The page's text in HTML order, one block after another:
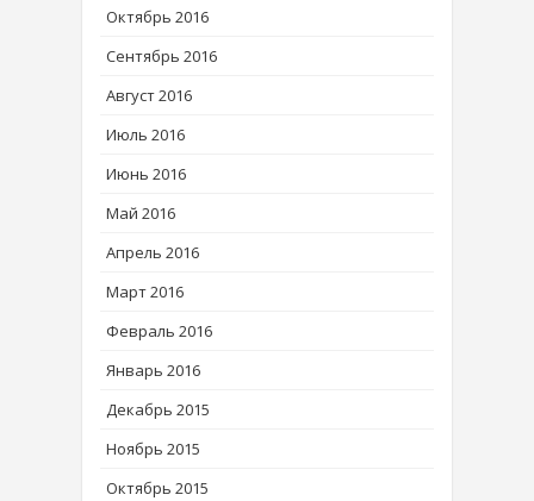
Октябрь 2016
Сентябрь 2016
Август 2016
Июль 2016
Июнь 2016
Май 2016
Апрель 2016
Март 2016
Февраль 2016
Январь 2016
Декабрь 2015
Ноябрь 2015
Октябрь 2015